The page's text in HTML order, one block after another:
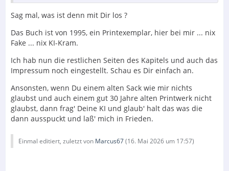
Sag mal, was ist denn mit Dir los ?
Das Buch ist von 1995, ein Printexemplar, hier bei mir ... nix
Fake ... nix KI-Kram.
Ich hab nun die restlichen Seiten des Kapitels und auch das
Impressum noch eingestellt. Schau es Dir einfach an.
Ansonsten, wenn Du einem alten Sack wie mir nichts
glaubst und auch einem gut 30 Jahre alten Printwerk nicht
glaubst, dann frag' Deine KI und glaub' halt das was die
dann ausspuckt und laß' mich in Frieden.
Einmal editiert, zuletzt von Marcus67(16. Mai 2026 um 17:57)